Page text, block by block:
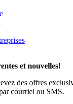
et nouvelles!
des offres
courriel ou SMS.